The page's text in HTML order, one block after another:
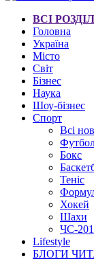
ВСІ
Головна
Україна
Місто
Світ
Бізнес
Наука
Шоу-бізнес
Спорт
Всі
Бокс
Теніс
Хокей
Шахи
ЧС-
Lifestyle
БЛОГИ